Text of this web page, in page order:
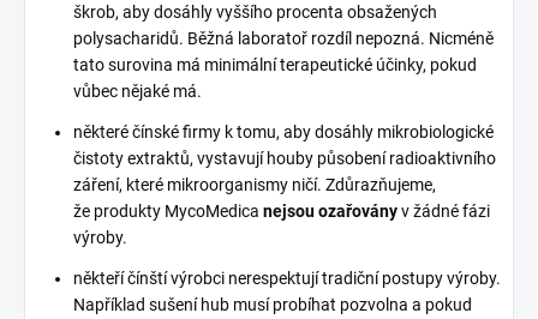
škrob, aby dosáhly vyššího procenta obsažených
polysacharidů. Běžná laboratoř rozdíl nepozná. Nicméně
tato surovina má minimální terapeutické účinky, pokud
vůbec nějaké má.
některé čínské firmy k tomu, aby dosáhly mikrobiologické
čistoty extraktů, vystavují houby působení radioaktivního
záření, které mikroorganismy ničí. Zdůrazňujeme,
že produkty MycoMedica nejsou ozařoványv žádné fázi
výroby.
někteří čínští výrobci nerespektují tradiční postupy výroby.
Například sušení hub musí probíhat pozvolna a pokud